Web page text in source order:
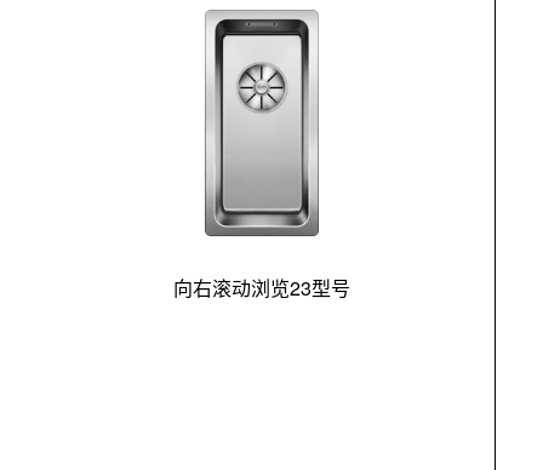
向右滚动浏览23型号